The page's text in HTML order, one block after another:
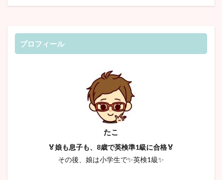
プロフィール
たこ
🏅娘も息子も、8歳で英検準1級に合格🏅
その後、娘は小学生で✨英検1級✨